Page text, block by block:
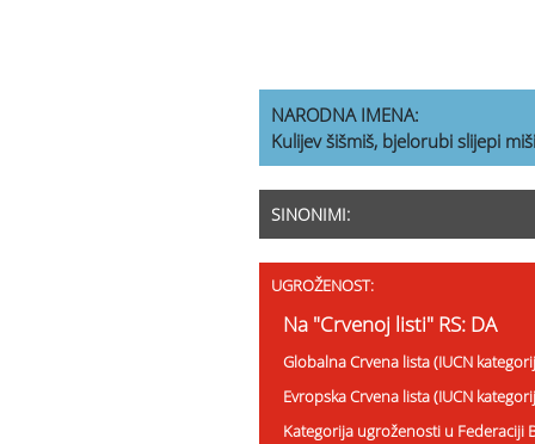
NARODNA IMENA:
Kulijev šišmiš, bjelorubi slijepi
SINONIMI:
UGROŽENOST:
Na "Crvenoj listi" RS: DA
Globalna Crvena lista (IUCN
Evropska Crvena lista (IUCN
Kategorija ugroženosti u Federaciji